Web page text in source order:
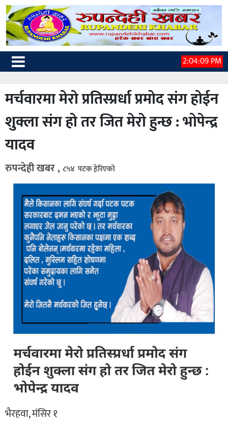
2:04:10 PM
मर्चवारमा मेरो प्रतिस्प्रर्धा प्रमोद संग होईन
शुक्ला संग हो तर जित मेराे हुन्छ : भोपेन्द्र
यादव
रुपन्देही खबर , ८५४ पटक हेरिएको
भैरहवा, मंसिर १